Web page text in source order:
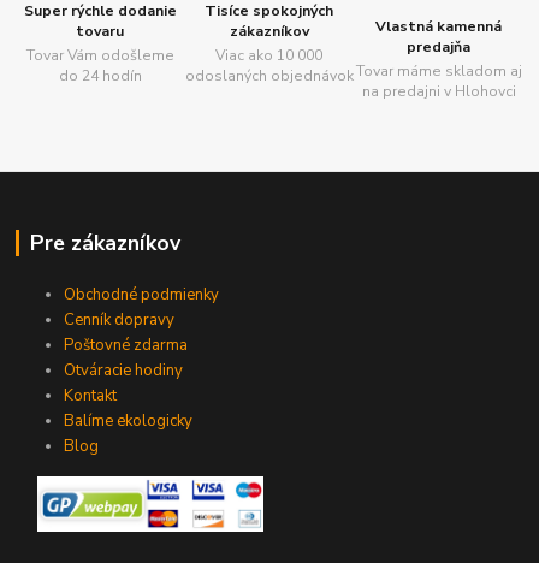
Super rýchle dodanie
tovaru
Tovar Vám odošleme
do 24 hodín
Tisíce spokojných
zákazníkov
Viac ako 10 000
odoslaných objednávok
Vlastná kamenná
predajňa
Tovar máme skladom aj
na predajni v Hlohovci
Pre zákazníkov
Obchodné podmienky
Cenník dopravy
Poštovné zdarma
Otváracie hodiny
Kontakt
Balíme ekologicky
Blog